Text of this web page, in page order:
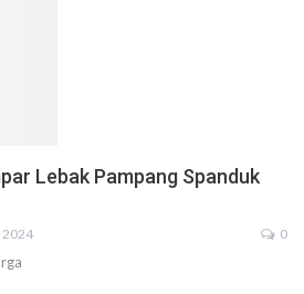
Lebak Pampang Spanduk
2024 0